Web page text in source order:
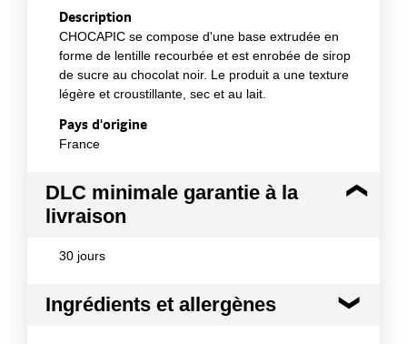
Description
CHOCAPIC se compose d'une base extrudée en
forme de lentille recourbée et est enrobée de sirop
de sucre au chocolat noir. Le produit a une texture
légère et croustillante, sec et au lait.
Pays d'origine
France
DLC minimale garantie à la
livraison
30 jours
Ingrédients et allergènes